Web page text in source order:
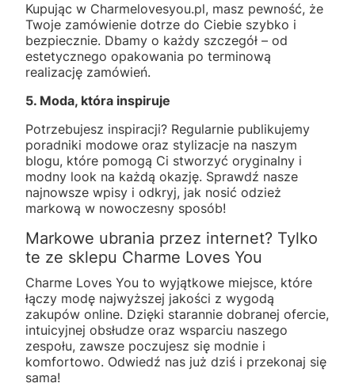
Kupując w Charmelovesyou.pl, masz pewność, że
Twoje zamówienie dotrze do Ciebie szybko i
bezpiecznie. Dbamy o każdy szczegół – od
estetycznego opakowania po terminową
realizację zamówień.
5. Moda, która inspiruje
Potrzebujesz inspiracji? Regularnie publikujemy
poradniki modowe oraz stylizacje na naszym
blogu, które pomogą Ci stworzyć oryginalny i
modny look na każdą okazję. Sprawdź nasze
najnowsze wpisy i odkryj, jak nosić odzież
markową w nowoczesny sposób!
Markowe ubrania przez internet? Tylko
te ze sklepu Charme Loves You
Charme Loves You to wyjątkowe miejsce, które
łączy modę najwyższej jakości z wygodą
zakupów online. Dzięki starannie dobranej ofercie,
intuicyjnej obsłudze oraz wsparciu naszego
zespołu, zawsze poczujesz się modnie i
komfortowo. Odwiedź nas już dziś i przekonaj się
sama!